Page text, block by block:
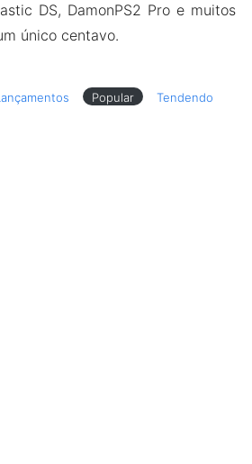
DS, DamonPS2 Pro e muitos
único centavo.
Popular Tendendo